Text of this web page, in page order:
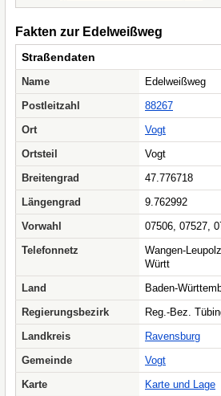
Fakten zur Edelweißweg
Straßendaten
Name
Edelweißweg
Postleitzahl
88267
Ort
Vogt
Ortsteil
Vogt
Breitengrad
47.776718
Längengrad
9.762992
Vorwahl
07506, 07527,
Telefonnetz
Wangen-
Württ
Land
Baden-
Regierungsbezirk
Reg.-Bez.
Landkreis
Ravensburg
Gemeinde
Vogt
Karte
Karte und Lage